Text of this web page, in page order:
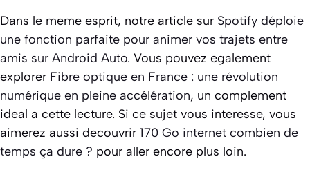
Dans le meme esprit, notre article sur Spotify déploie
une fonction parfaite pour animer vos trajets entre
amis sur Android Auto. Vous pouvez egalement
explorer Fibre optique en France : une révolution
numérique en pleine accélération, un complement
ideal a cette lecture. Si ce sujet vous interesse, vous
aimerez aussi decouvrir 170 Go internet combien de
temps ça dure ? pour aller encore plus loin.